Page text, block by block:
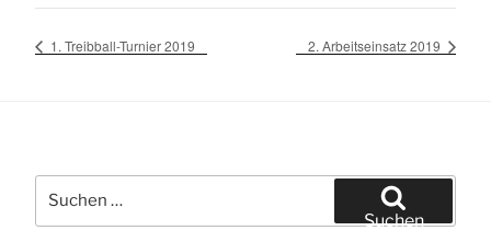
1. Treibball-Turnier 2019 2. Arbeitseinsatz 2019
Suchen